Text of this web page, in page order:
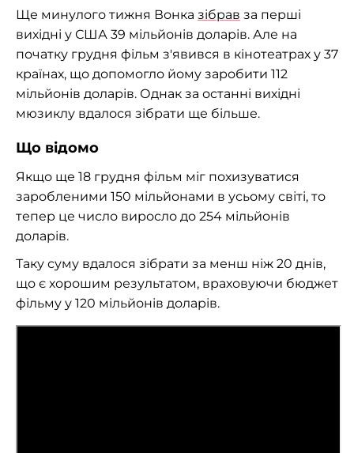
Ще минулого тижня Вонка зібрав за перші
вихідні у США 39 мільйонів доларів. Але на
початку грудня фільм з'явився в кінотеатрах у 37
країнах, що допомогло йому заробити 112
мільйонів доларів. Однак за останні вихідні
мюзиклу вдалося зібрати ще більше.
Що відомо
Якщо ще 18 грудня фільм міг похизуватися
заробленими 150 мільйонами в усьому світі, то
тепер це число виросло до 254 мільйонів
доларів.
Таку суму вдалося зібрати за менш ніж 20 днів,
що є хорошим результатом, враховуючи бюджет
фільму у 120 мільйонів доларів.